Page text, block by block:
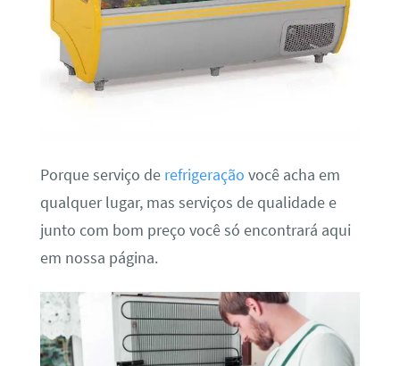
Porque serviço de refrigeração você acha em
qualquer lugar, mas serviços de qualidade e
junto com bom preço você só encontrará aqui
em nossa página.